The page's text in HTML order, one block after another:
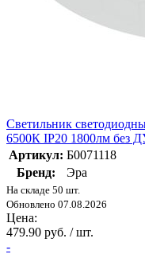
Светильник
6500К IP20 1800лм без
Артикул: Б0071118
Бренд:
Эра
На складе 50 шт.
Обновлено 07.08.2026
Цена:
479.90 руб. / шт.
-